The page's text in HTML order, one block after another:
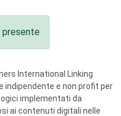
presente
International Linking
indipendente e non profit per
implementati da
ai contenuti digitali nelle